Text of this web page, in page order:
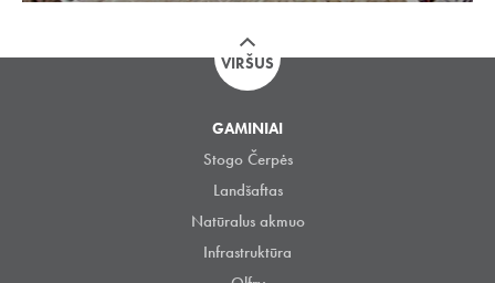
VIRŠUS
GAMINIAI
Stogo Čerpės
Landšaftas
Natūralus akmuo
Infrastruktūra